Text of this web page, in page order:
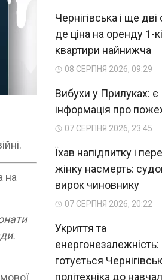
на
Чернігівська і ще дві
де ціна на оренду 1-
квартири найнижча
08 СЕРПНЯ 2026, 09:29
Вибухи у Прилуках: є
інформація про
07 СЕРПНЯ 2026, 23:45
Їхав напідпитку і
жінку насмерть:
вирок чиновнику
07 СЕРПНЯ 2026, 20:22
Укриття та
енергонезалежність:
готується
політехніка до